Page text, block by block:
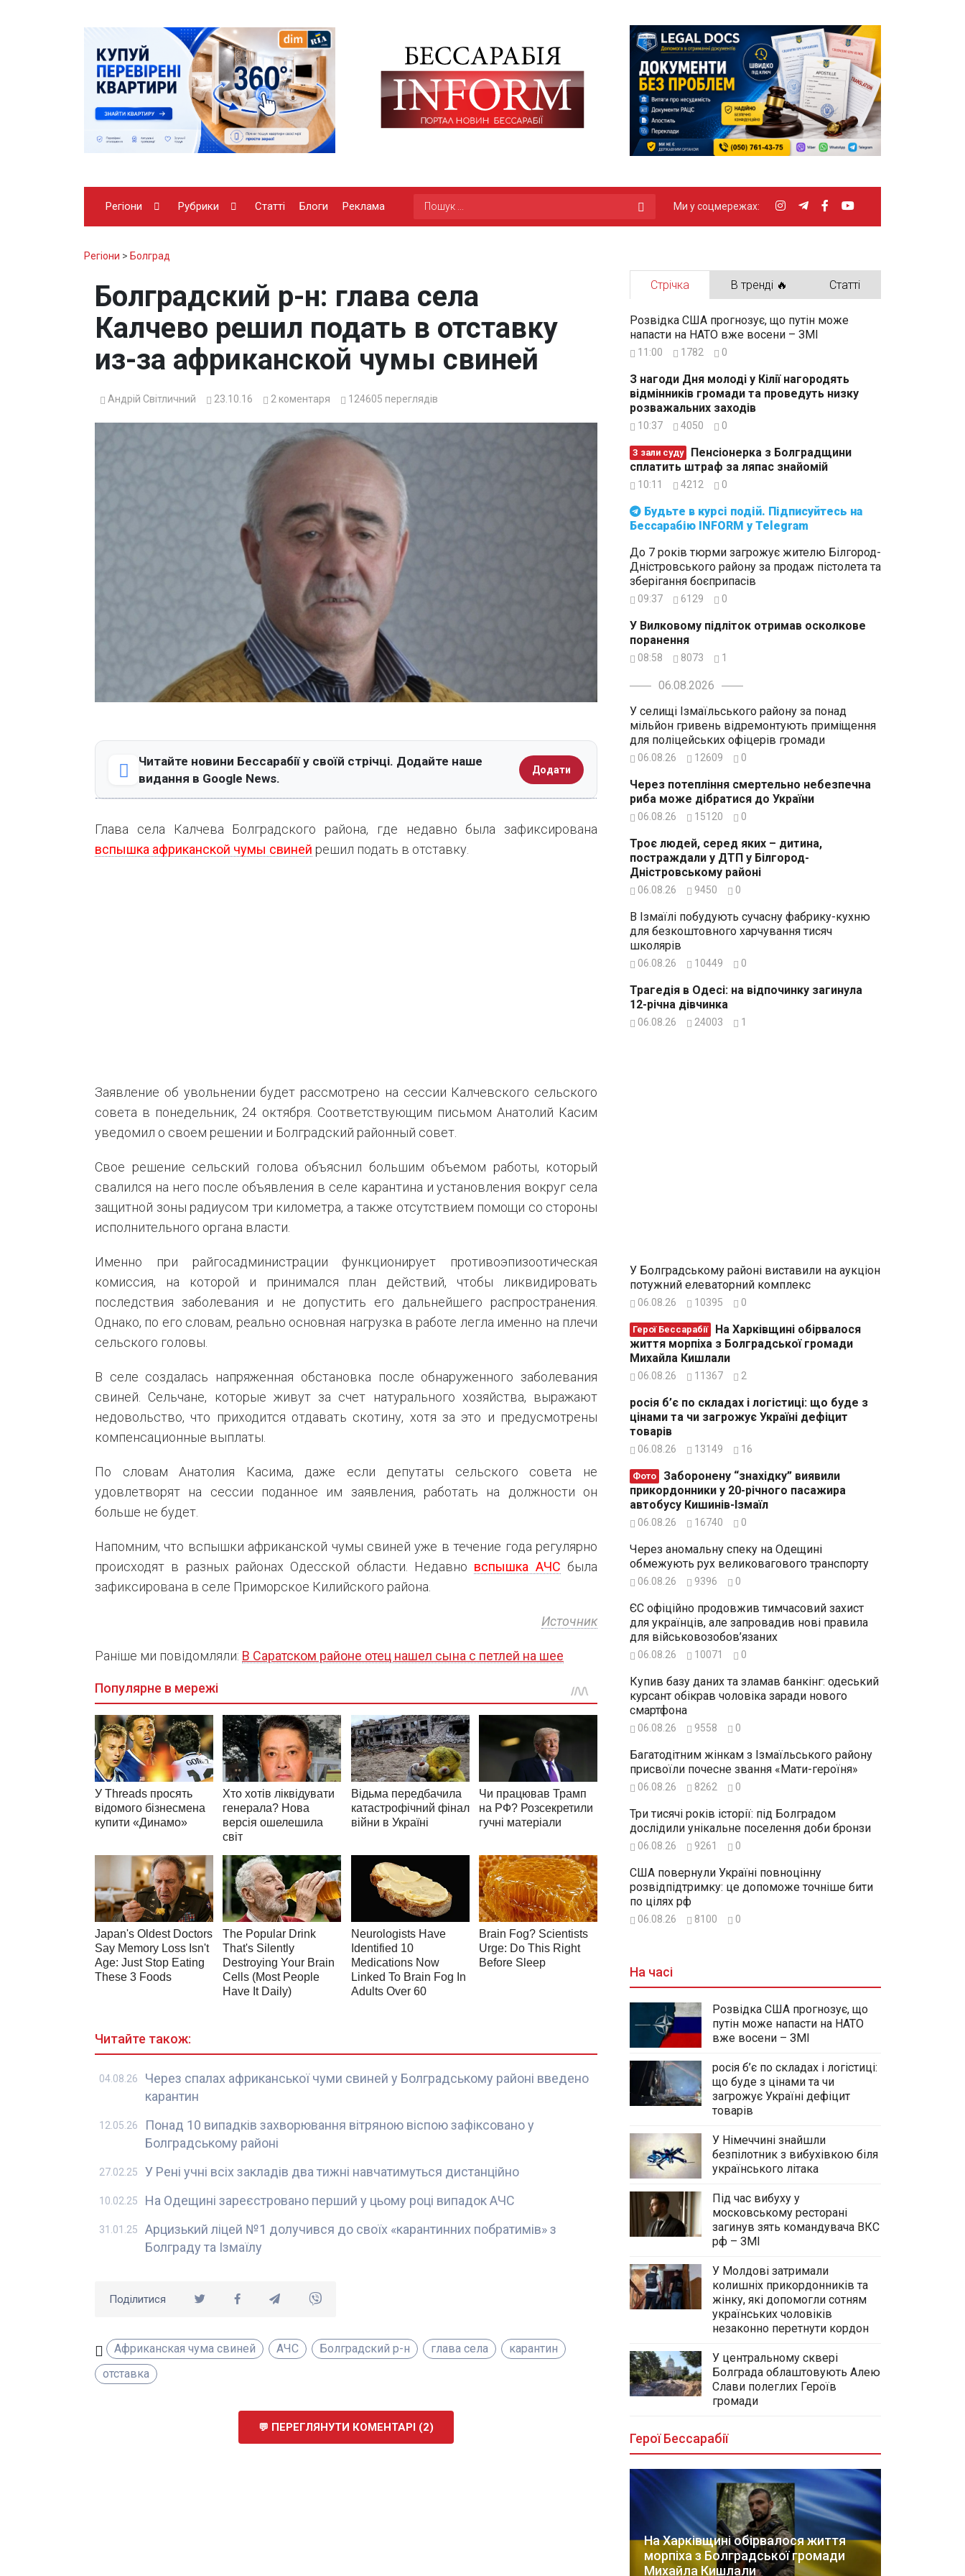
Регіони Рубрики Статті Блоги Реклама Ми у соцмережах:
Регіони > Болград
Болградский р-н: глава села
Калчево решил подать в отставку
из-за африканской чумы свиней
Андрій Світличний 23.10.16 2 коментаря 124605 переглядів
Читайте новини Бессарабії у своїй стрічці. Додайте наше
видання в Google News.
Додати
Глава села Калчева Болградского района, где недавно была зафиксирована
вспышка африканской чумы свиней решил подать в отставку.
Заявление об увольнении будет рассмотрено на сессии Калчевского сельского
совета в понедельник, 24 октября. Соответствующим письмом Анатолий Касим
уведомил о своем решении и Болградский районный совет.
Свое решение сельский голова объяснил большим объемом работы, который
свалился на него после объявления в селе карантина и установления вокруг села
защитной зоны радиусом три километра, а также отсутствием помощи со стороны
исполнительного органа власти.
Именно при райгосадминистрации функционирует противоэпизоотическая
комиссия, на которой и принимался план действий, чтобы ликвидировать
последствия заболевания и не допустить его дальнейшего распространения.
Однако, по его словам, реально основная нагрузка в работе легла именно на плечи
сельского головы.
В селе создалась напряженная обстановка после обнаруженного заболевания
свиней. Сельчане, которые живут за счет натурального хозяйства, выражают
недовольство, что приходится отдавать скотину, хотя за это и предусмотрены
компенсационные выплаты.
По словам Анатолия Касима, даже если депутаты сельского совета не
удовлетворят на сессии поданное им заявления, работать на должности он
больше не будет.
Напомним, что вспышки африканской чумы свиней уже в течение года регулярно
происходят в разных районах Одесской области. Недавно вспышка АЧС была
зафиксирована в селе Приморское Килийского района.
Источник
Раніше ми повідомляли: В Саратском районе отец нашел сына с петлей на шее
Читайте також:
Через спалах африканської чуми свиней у Болградському районі введено
карантин
04.08.26
Понад 10 випадків захворювання вітряною віспою зафіксовано у
Болградському районі
12.05.26
У Рені учні всіх закладів два тижні навчатимуться дистанційно
27.02.25
На Одещині зареєстровано перший у цьому році випадок АЧС
10.02.25
Арцизький ліцей №1 долучився до своїх «карантинних побратимів» з
Болграду та Ізмаїлу
31.01.25
Поділитися
Африканская чума свиней АЧС Болградский р-н глава села
карантин
отставка
ПЕРЕГЛЯНУТИ КОМЕНТАРІ (2)
Стрічка В тренді 🔥 Статті
Бессарабію INFORM у Telegram
Розвідка США прогнозує, що путін може
напасти на НАТО вже восени – ЗМІ
11:00 1782 0
З нагоди Дня молоді у Кілії нагородять
відмінників громади та проведуть низку
розважальних заходів
10:37 4050 0
З зали суду
сплатить штраф за ляпас знайомій
10:11 4212 0
До 7 років тюрми загрожує жителю Білгород-
Дністровського району за продаж пістолета та
зберігання боєприпасів
09:37 6129 0
У Вилковому підліток отримав осколкове
поранення
08:58 8073 1
06.08.2026
У селищі Ізмаїльського району за понад
мільйон гривень відремонтують приміщення
для поліцейських офіцерів громади
06.08.26 12609 0
Через потепління смертельно небезпечна
риба може дібратися до України
06.08.26 15120 0
Троє людей, серед яких – дитина,
постраждали у ДТП у Білгород-
Дністровському районі
06.08.26 9450 0
В Ізмаїлі побудують сучасну фабрику-кухню
для безкоштовного харчування тисяч
школярів
06.08.26 10449 0
Трагедія в Одесі: на відпочинку загинула
12-річна дівчинка
06.08.26 24003 1
У Болградському районі виставили на аукціон
потужний елеваторний комплекс
06.08.26 10395 0
Герої Бессарабії
життя морпіха з Болградської громади
Михайла Кишлали
06.08.26 11367 2
росія б’є по складах і логістиці: що буде з
цінами та чи загрожує Україні дефіцит
товарів
06.08.26 13149 16
Фото
прикордонники у 20-річного пасажира
автобусу Кишинів-Ізмаїл
06.08.26 16740 0
Через аномальну спеку на Одещині
обмежують рух великовагового транспорту
06.08.26 9396 0
ЄС офіційно продовжив тимчасовий захист
для українців, але запровадив нові правила
для військовозобов’язаних
06.08.26 10071 0
Купив базу даних та зламав банкінг: одеський
курсант обікрав чоловіка заради нового
смартфона
06.08.26 9558 0
Багатодітним жінкам з Ізмаїльського району
присвоїли почесне звання «Мати-героїня»
06.08.26 8262 0
Три тисячі років історії: під Болградом
дослідили унікальне поселення доби бронзи
06.08.26 9261 0
США повернули Україні повноцінну
розвідпідтримку: це допоможе точніше бити
по цілях рф
06.08.26 8100 0
На часі
Розвідка США прогнозує, що
путін може напасти на НАТО
вже восени – ЗМІ
росія б’є по складах і логістиці:
що буде з цінами та чи
загрожує Україні дефіцит
товарів
У Німеччині знайшли
безпілотник з вибухівкою біля
українського літака
Під час вибуху у
московському ресторані
загинув зять командувача ВКС
рф – ЗМІ
У Молдові затримали
колишніх прикордонників та
жінку, які допомогли сотням
українських чоловіків
незаконно перетнути кордон
У центральному сквері
Болграда облаштовують Алею
Слави полеглих Героїв
громади
Герої Бессарабії
На Харківщині обірвалося життя
морпіха з Болградської громади
Михайла Кишлали